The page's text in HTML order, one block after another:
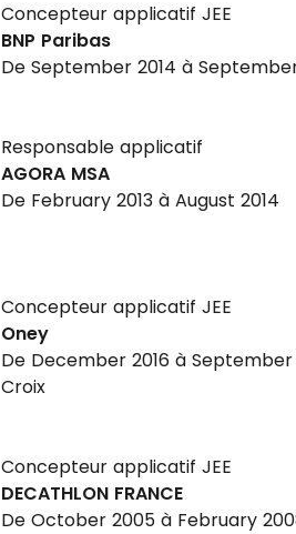
Concepteur applicatif JEE
BNP Paribas
De September 2014 à
Responsable applicatif
AGORA MSA
De February 2013 à August 2014
Concepteur applicatif JEE
Oney
De December 2016 à
Croix
Concepteur applicatif JEE
DECATHLON FRANCE
De October 2005 à February